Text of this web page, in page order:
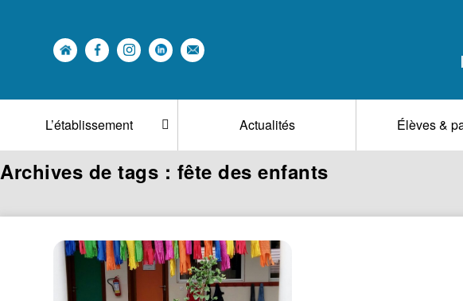
L’établissement Actualités Élèves &
Archives de tags : fête des enfants